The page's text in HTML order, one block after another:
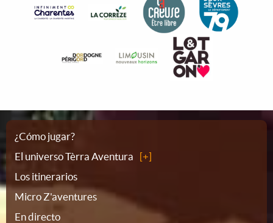
Plano
del
sitio
¿Cómo jugar?
El universo Tèrra Aventura
Los itinerarios
Micro Z'aventures
En directo